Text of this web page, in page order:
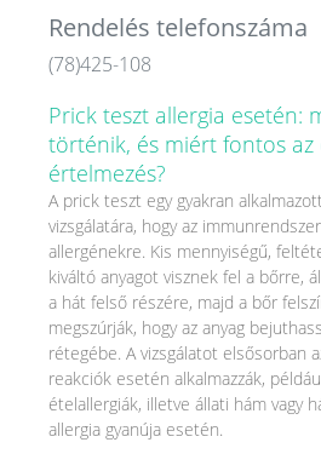
Rendelés telefonszáma
(78)425-108
Prick teszt allergia esetén:
történik, és miért fontos az
értelmezés?
A prick teszt egy gyakran
vizsgálatára, hogy az
allergénekre. Kis mennyiségű,
kiváltó anyagot visznek fel a bőrre,
a hát felső részére, majd a bőr
megszúrják, hogy az anyag
rétegébe. A vizsgálatot elsősorban
reakciók esetén alkalmazzák,
ételallergiák, illetve állati hám vagy
allergia gyanúja esetén.